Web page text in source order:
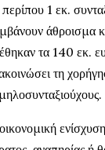
1 εκ.
άθροισμα
τα 140 εκ.
τη